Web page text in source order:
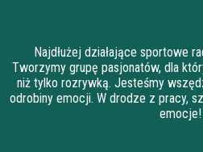
Najdłużej działające sportowe
Tworzymy grupę pasjonatów, dla
niż tylko rozrywką. Jesteśmy
odrobiny emocji. W drodze z pracy,
emocje!